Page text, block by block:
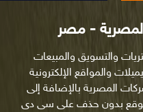
- مصر
والتسويق والمبيعات
1998 والذى ينفرد بالإيميلات والمواقع الإلكترونية
المصرية بالإضافة إلى
بدون حذف على سى دى